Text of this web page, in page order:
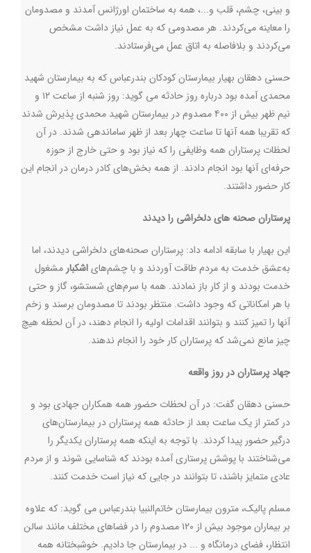
و بینی، چشم، قلب و...، همه به ساختمان اورژانس آمدند و مصدومان
را معاینه می‌کردند. هر مصدومی که به‌ عمل نیاز داشت مشخص
می‌کردند و بلافاصله به اتاق عمل می‌فرستادند.
حسنی دهقان بهیار بیمارستان کودکان بندرعباس که به بیمارستان شهید
محمدی آمده بود درباره روز حادثه می گوید: روز شنبه از ساعت ۱۲ و
نیم ظهر بیش از ۴۰۰ مصدوم در بیمارستان شهید محمدی پذیرش شدند
که تقریبا همه آنها تا ساعت چهار بعد از ظهر ساماندهی شدند. در آن
لحظات پرستاران همه وظایفی را که نیاز بود و حتی خارج از حوزه
حرفه‌ای آنها بود انجام دادند. از همه بخش‌های کادر درمان در انجام این
کار حضور داشتند.
پرستاران صحنه های دلخراشی را دیدند
این بهیار با سابقه ادامه داد: پرستاران صحنه‌های دلخراشی دیدند، اما
به‌عشق خدمت به مردم طاقت آوردند و با چشم‌هایاشکبار مشغول
خدمت بودند و از کار باز نمادند. همه با سرم‌های شستشو، گاز و حتی
با هر امکاناتی که وجود داشت. منتظر بودند تا مصدومان برسند و زخم
آنها را تمیز کنند و بتوانند اقدامات اولیه را انجام دهند، در آن لحظه هیچ
چیز مانع نمی‌شد که پرستاران کار خود را انجام ندهند.
جهاد پرستاران در روز واقعه
حسنی دهقان گفت: در آن لحظات حضور همه همکاران جهادی بود و
در کمتر از یک ساعت بعد از حادثه همه پرستاران در بیمارستان‌های
درگیر حضور پیدا کردند. با توجه به اینکه همه پرستاران یکدیگر را
می‌شناختند با پوشش پرستاری آمده بودند که شناسایی شوند و از مردم
عادی متمایز باشند، تا بتوانند در جایی که نیاز است خدمت کنند.
مسلم پالیک، مترون بیمارستان خاتم‌النبیا بندرعباس می گوید: که علاوه
بر بیماران موجود بیش از ۱۲۰ مصدوم را در فضاهای مختلف مانند سالن
انتظار، فضای درمانگاه و ... در بیمارستان جا دادیم. خوشبختانه همه